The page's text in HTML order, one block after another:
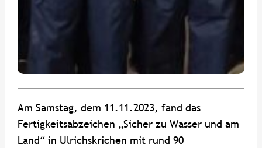
Am Samstag, dem 11.11.2023, fand das
Fertigkeitsabzeichen „Sicher zu Wasser und am
Land“ in Ulrichskrichen mit rund 90